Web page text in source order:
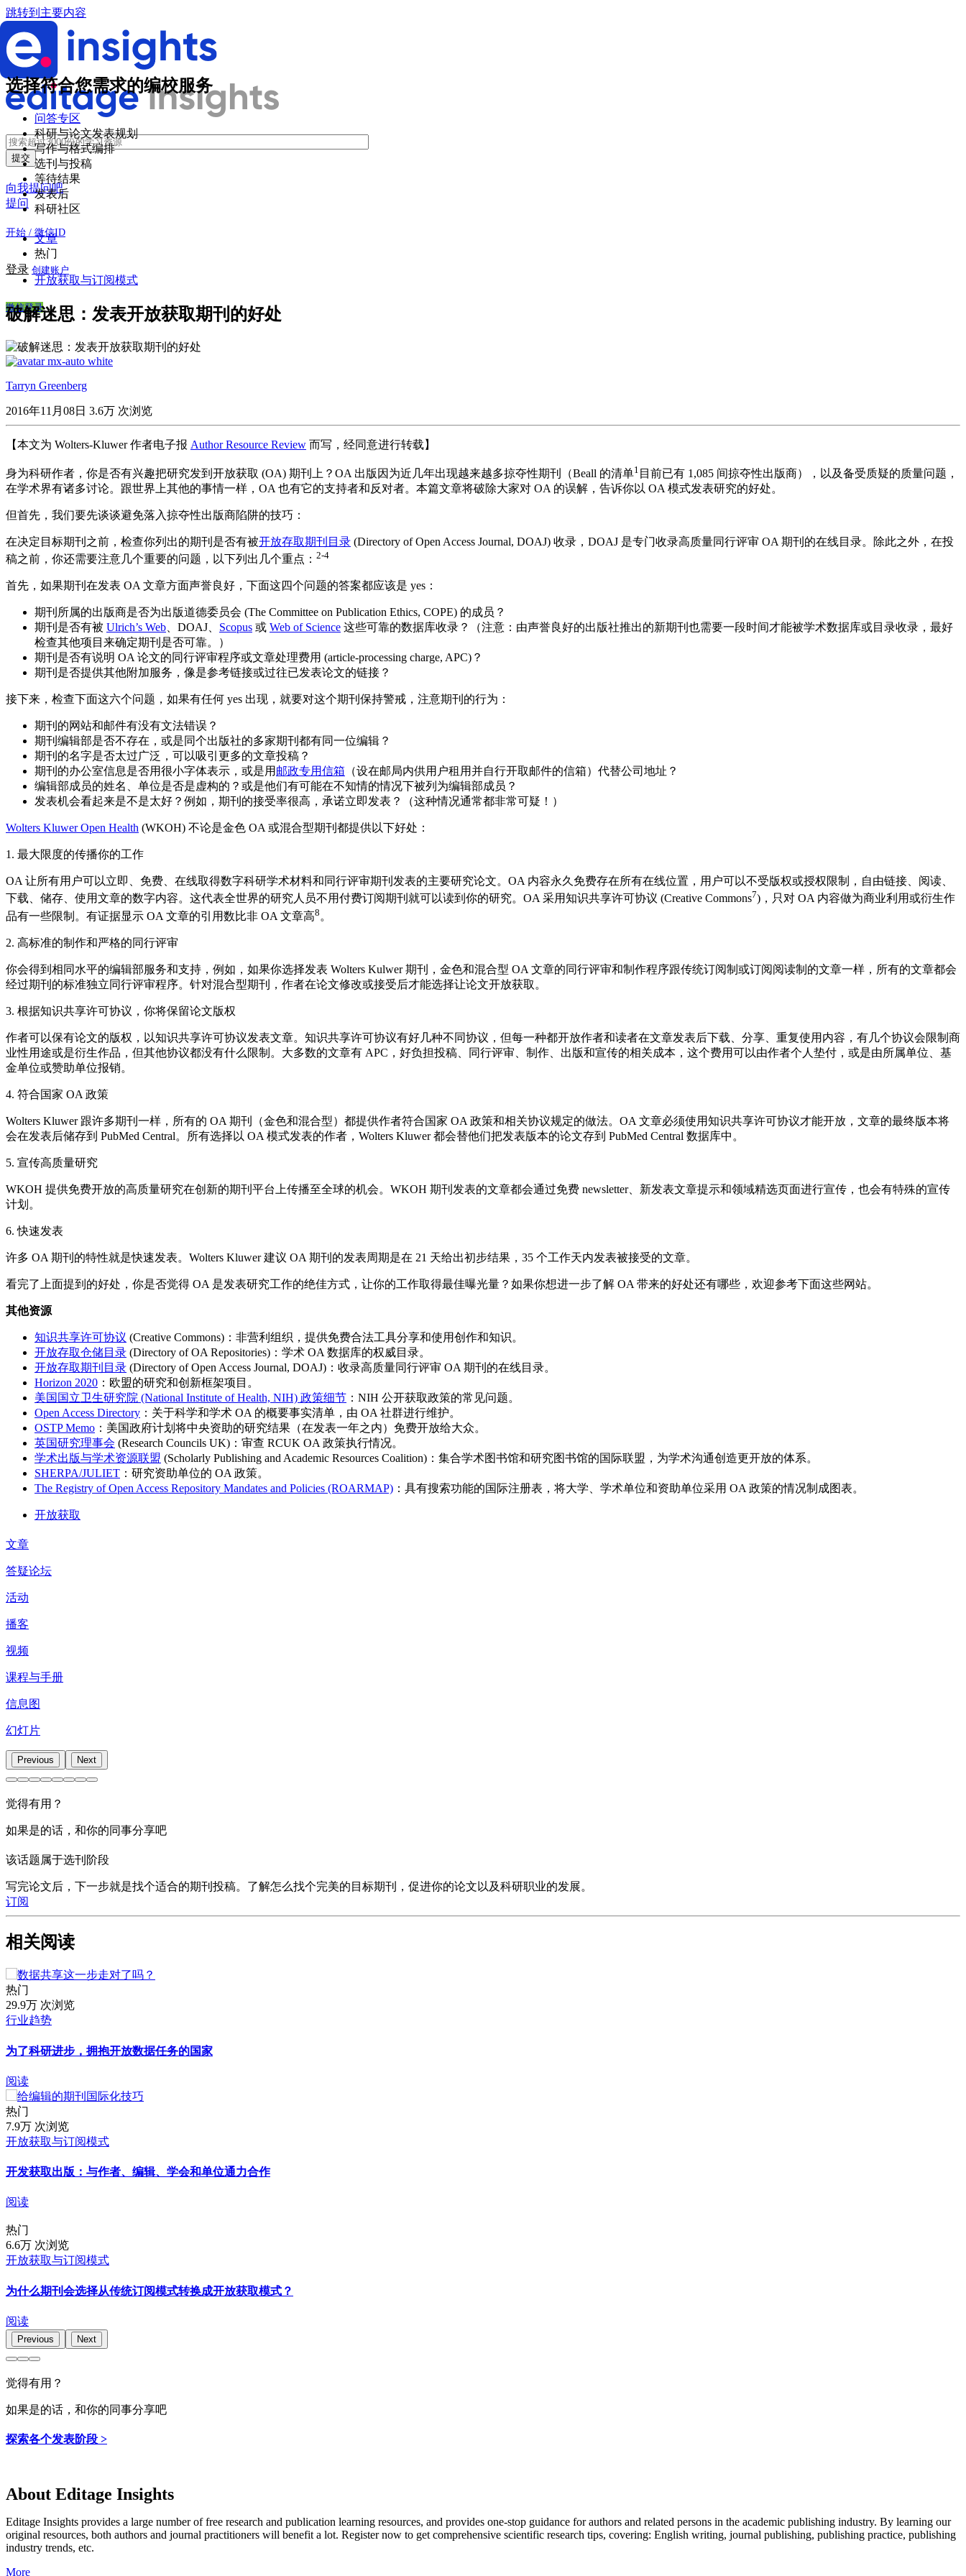
跳转到主要内容
向我提问吧
提问
开始 / 微信ID
登录 创建账户
微信登录
选择符合您需求的编校服务
问答专区
科研与论文发表规划
写作与格式编排
选刊与投稿
等待结果
发表后
科研社区
文章
热门
开放获取与订阅模式
破解迷思：发表开放获取期刊的好处
Tarryn Greenberg
2016年11月08日 3.6万 次浏览
【本文为 Wolters-Kluwer 作者电子报 Author Resource Review 而写，经同意进行转载】
身为科研作者，你是否有兴趣把研究发到开放获取 (OA) 期刊上？OA 出版因为近几年出现越来越多掠夺性期刊（Beall 的清单1 目前已有 1,085 间掠夺性出版商），以及备受质疑的质量问题，
在学术界有诸多讨论。跟世界上其他的事情一样，OA 也有它的支持者和反对者。本篇文章将破除大家对 OA 的误解，告诉你以 OA 模式发表研究的好处。
但首先，我们要先谈谈避免落入掠夺性出版商陷阱的技巧：
在决定目标期刊之前，检查你列出的期刊是否有被开放存取期刊目录 (Directory of Open Access Journal, DOAJ) 收录，DOAJ 是专门收录高质量同行评审 OA 期刊的在线目录。除此之外，在投
稿之前，你还需要注意几个重要的问题，以下列出几个重点： 2-4
首先，如果期刊在发表 OA 文章方面声誉良好，下面这四个问题的答案都应该是 yes：
期刊所属的出版商是否为出版道德委员会 (The Committee on Publication Ethics, COPE) 的成员？
期刊是否有被 Ulrich’s Web 、DOAJ、 Scopus 或 Web of Science 这些可靠的数据库收录？（注意：由声誉良好的出版社推出的新期刊也需要一段时间才能被学术数据库或目录收录，最好
检查其他项目来确定期刊是否可靠。）
期刊是否有说明 OA 论文的同行评审程序或文章处理费用 (article-processing charge, APC)？
期刊是否提供其他附加服务，像是参考链接或过往已发表论文的链接？
接下来，检查下面这六个问题，如果有任何 yes 出现，就要对这个期刊保持警戒，注意期刊的行为：
期刊的网站和邮件有没有文法错误？
期刊编辑部是否不存在，或是同个出版社的多家期刊都有同一位编辑？
期刊的名字是否太过广泛，可以吸引更多的文章投稿？
期刊的办公室信息是否用很小字体表示，或是用 邮政专用信箱 （设在邮局内供用户租用并自行开取邮件的信箱）代替公司地址？
编辑部成员的姓名、单位是否是虚构的？或是他们有可能在不知情的情况下被列为编辑部成员？
发表机会看起来是不是太好？例如，期刊的接受率很高，承诺立即发表？（这种情况通常都非常可疑！）
Wolters Kluwer Open Health (WKOH) 不论是金色 OA 或混合型期刊都提供以下好处：
1. 最大限度的传播你的工作
OA 让所有用户可以立即、免费、在线取得数字科研学术材料和同行评审期刊发表的主要研究论文。OA 内容永久免费存在所有在线位置，用户可以不受版权或授权限制，自由链接、阅读、
下载、储存、使用文章的数字内容。这代表全世界的研究人员不用付费订阅期刊就可以读到你的研究。OA 采用知识共享许可协议 (Creative Commons7)，只对 OA 内容做为商业利用或衍生作
品有一些限制。有证据显示 OA 文章的引用数比非 OA 文章高8 。
2. 高标准的制作和严格的同行评审
你会得到相同水平的编辑部服务和支持，例如，如果你选择发表 Wolters Kulwer 期刊，金色和混合型 OA 文章的同行评审和制作程序跟传统订阅制或订阅阅读制的文章一样，所有的文章都会
经过期刊的标准独立同行评审程序。针对混合型期刊，作者在论文修改或接受后才能选择让论文开放获取。
3. 根据知识共享许可协议，你将保留论文版权
作者可以保有论文的版权，以知识共享许可协议发表文章。知识共享许可协议有好几种不同协议，但每一种都开放作者和读者在文章发表后下载、分享、重复使用内容，有几个协议会限制商
业性用途或是衍生作品，但其他协议都没有什么限制。大多数的文章有 APC，好负担投稿、同行评审、制作、出版和宣传的相关成本，这个费用可以由作者个人垫付，或是由所属单位、基
金单位或赞助单位报销。
4. 符合国家 OA 政策
Wolters Kluwer 跟许多期刊一样，所有的 OA 期刊（金色和混合型）都提供作者符合国家 OA 政策和相关协议规定的做法。OA 文章必须使用知识共享许可协议才能开放，文章的最终版本将
会在发表后储存到 PubMed Central。所有选择以 OA 模式发表的作者，Wolters Kluwer 都会替他们把发表版本的论文存到 PubMed Central 数据库中。
5. 宣传高质量研究
WKOH 提供免费开放的高质量研究在创新的期刊平台上传播至全球的机会。WKOH 期刊发表的文章都会通过免费 newsletter、新发表文章提示和领域精选页面进行宣传，也会有特殊的宣传
计划。
6. 快速发表
许多 OA 期刊的特性就是快速发表。Wolters Kluwer 建议 OA 期刊的发表周期是在 21 天给出初步结果，35 个工作天内发表被接受的文章。
看完了上面提到的好处，你是否觉得 OA 是发表研究工作的绝佳方式，让你的工作取得最佳曝光量？如果你想进一步了解 OA 带来的好处还有哪些，欢迎参考下面这些网站。
其他资源
知识共享许可协议 (Creative Commons)：非营利组织，提供免费合法工具分享和使用创作和知识。
开放存取仓储目录 (Directory of OA Repositories)：学术 OA 数据库的权威目录。
开放存取期刊目录 (Directory of Open Access Journal, DOAJ)：收录高质量同行评审 OA 期刊的在线目录。
Horizon 2020 ：欧盟的研究和创新框架项目。
美国国立卫生研究院 (National Institute of Health, NIH) 政策细节 ：NIH 公开获取政策的常见问题。
Open Access Directory ：关于科学和学术 OA 的概要事实清单，由 OA 社群进行维护。
OSTP Memo ：美国政府计划将中央资助的研究结果（在发表一年之内）免费开放给大众。
英国研究理事会 (Research Councils UK)：审查 RCUK OA 政策执行情况。
学术出版与学术资源联盟 (Scholarly Publishing and Academic Resources Coalition)：集合学术图书馆和研究图书馆的国际联盟，为学术沟通创造更开放的体系。
SHERPA/JULIET ：研究资助单位的 OA 政策。
The Registry of Open Access Repository Mandates and Policies (ROARMAP) ：具有搜索功能的国际注册表，将大学、学术单位和资助单位采用 OA 政策的情况制成图表。
开放获取
文章
答疑论坛
活动
播客
视频
课程与手册
信息图
幻灯片
Previous Next
觉得有用？
如果是的话，和你的同事分享吧
该话题属于选刊阶段
写完论文后，下一步就是找个适合的期刊投稿。了解怎么找个完美的目标期刊，促进你的论文以及科研职业的发展。
订阅
相关阅读
热门
29.9万 次浏览
行业趋势
为了科研进步，拥抱开放数据任务的国家
阅读
热门
7.9万 次浏览
开放获取与订阅模式
开发获取出版：与作者、编辑、学会和单位通力合作
阅读
热门
6.6万 次浏览
开放获取与订阅模式
为什么期刊会选择从传统订阅模式转换成开放获取模式？
阅读
Previous Next
觉得有用？
如果是的话，和你的同事分享吧
探索各个发表阶段 >
About Editage Insights
Editage Insights provides a large number of free research and publication learning resources, and provides one-stop guidance for authors and related persons in the academic publishing industry. By learning our
original resources, both authors and journal practitioners will benefit a lot. Register now to get comprehensive scientific research tips, covering: English writing, journal publishing, publishing practice, publishing
industry trends, etc.
More